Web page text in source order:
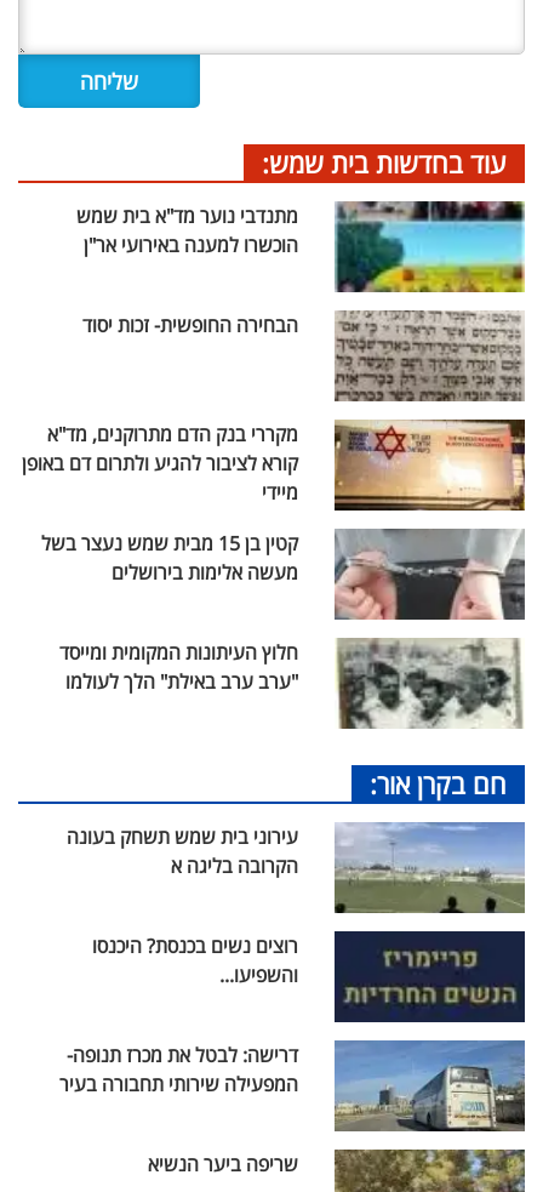
עוד בחדשות בית שמש:
מתנדבי נוער מד"א בית שמש
הוכשרו למענה באירועי אר"ן
הבחירה החופשית- זכות יסוד
מקררי בנק הדם מתרוקנים, מד"א
קורא לציבור להגיע ולתרום דם באופן
מיידי
קטין בן 15 מבית שמש נעצר בשל
מעשה אלימות בירושלים
חלוץ העיתונות המקומית ומייסד
"ערב ערב באילת" הלך לעולמו
חם בקרן אור:
עירוני בית שמש תשחק בעונה
הקרובה בליגה א
רוצים נשים בכנסת? היכנסו
והשפיעו...
דרישה: לבטל את מכרז תנופה-
המפעילה שירותי תחבורה בעיר
שריפה ביער הנשיא